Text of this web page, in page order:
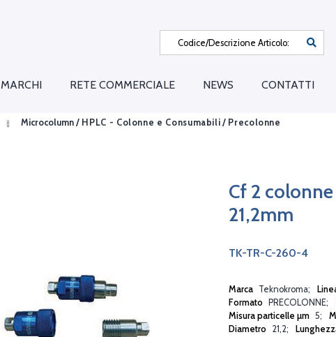
MARCHI RETE COMMERCIALE NEWS CONTATTI
Microcolumn / HPLC - Colonne e Consumabili / Precolonne
Cf 2
21,2mm
TK-TR-C-260-4
Marca Teknokroma
Formato
PRECOLONNE
Misura particelle µm 5
Diametro 21,2